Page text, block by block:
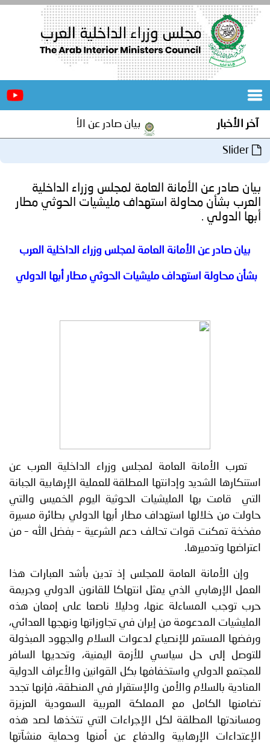
الرئيسية
المجلس
مؤتمرات
و
اجتماعات
جهود
و
إنجازات
برامج
توعوية
الخدمات
وفيديو
مجلة
آخر الأخبار بيان صادر عن الأمانة العامة لمجلس
Slider
بيان صادر عن الأمانة العامة لمجلس وزراء الداخلية
العرب بشأن محاولة استهداف مليشيات الحوثي مطار
أبها الدولي .
بيان صادر عن الأمانة العامة لمجلس وزراء الداخلية العرب
بشأن محاولة استهداف مليشيات الحوثي مطار أبها الدولي
تعرب الأمانة العامة لمجلس وزراء الداخلية العرب عن
استنكارها الشديد وإدانتها المطلقة للعملية الإرهابية الجبانة
التي قامت بها المليشيات الحوثية اليوم الخميس والتي
حاولت من خلالها استهداف مطار أبها الدولي بطائرة مسيرة
مفخخة تمكنت قوات تحالف دعم الشرعية – بفضل الله – من
اعتراضها وتدميرها.
وإن الأمانة العامة للمجلس إذ تدين بأشد العبارات هذا
العمل الإرهابي الذي يمثل انتهاكا للقانون الدولي وجريمة
حرب توجب المساءلة عنها، ودليلا ناصعا على إمعان هذه
المليشيات المدعومة من إيران في تجاوزاتها ونهجها العدائي،
ورفضها المستمر للإنصياع لدعوات السلام والجهود المبذولة
للتوصل إلى حل سياسي للأزمة اليمنية، وتحديها السافر
للمجتمع الدولي واستخفافها بكل القوانين والأعراف الدولية
المنادية بالسلام والأمن والإستقرار في المنطقة، فإنها تجدد
تضامنها الكامل مع المملكة العربية السعودية العزيزة
ومساندتها المطلقة لكل الإجراءات التي تتخذها لصد هذه
الإعتداءات الإرهابية والدفاع عن أمنها وحماية منشآتها